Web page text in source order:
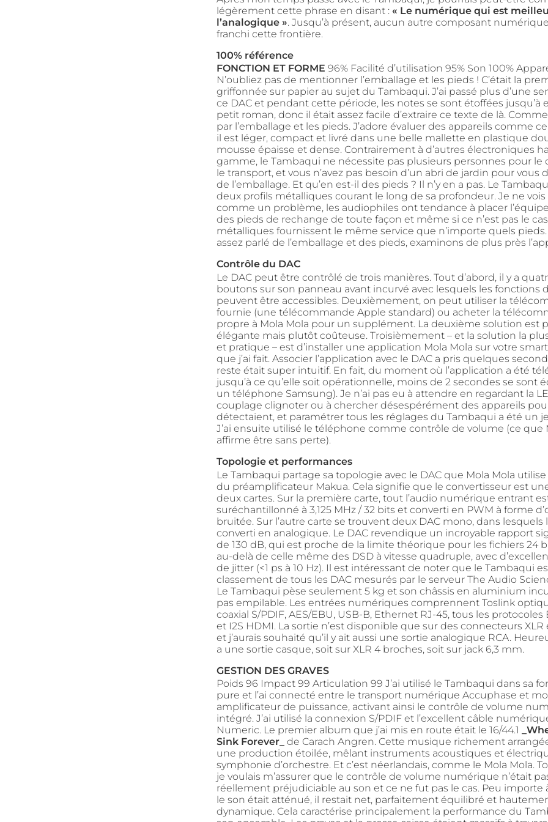
légèrement cette phrase en disant : « Le numérique qui est
l’analogique ». Jusqu’à présent, aucun autre composant numérique
franchi cette frontière.
100% référence
FONCTION ET FORME 96% Facilité d’utilisation 95% Son 100%
N’oubliez pas de mentionner l’emballage et les pieds ! C’était la
griffonnée sur papier au sujet du Tambaqui. J’ai passé plus d’une
ce DAC et pendant cette période, les notes se sont étoffées jusqu’à
petit roman, donc il était assez facile d’extraire ce texte de là.
par l’emballage et les pieds. J’adore évaluer des appareils comme
il est léger, compact et livré dans une belle mallette en plastique
mousse épaisse et dense. Contrairement à d’autres électroniques
gamme, le Tambaqui ne nécessite pas plusieurs personnes pour le
le transport, et vous n’avez pas besoin d’un abri de jardin pour vous
de l’emballage. Et qu’en est-il des pieds ? Il n’y en a pas. Le
deux profils métalliques courant le long de sa profondeur. Je ne vois
comme un problème, les audiophiles ont tendance à placer
des pieds de rechange de toute façon et même si ce n’est pas le
métalliques fournissent le même service que n’importe quels
assez parlé de l’emballage et des pieds, examinons de plus près
Contrôle du DAC
Le DAC peut être contrôlé de trois manières. Tout d’abord, il y a
boutons sur son panneau avant incurvé avec lesquels les fonctions
peuvent être accessibles. Deuxièmement, on peut utiliser la
fournie (une télécommande Apple standard) ou acheter la
propre à Mola Mola pour un supplément. La deuxième solution est
élégante mais plutôt coûteuse. Troisièmement – et la solution la
et pratique – est d’installer une application Mola Mola sur votre
que j’ai fait. Associer l’application avec le DAC a pris quelques
reste était super intuitif. En fait, du moment où l’application a été
jusqu’à ce qu’elle soit opérationnelle, moins de 2 secondes se sont
un téléphone Samsung). Je n’ai pas eu à attendre en regardant la
couplage clignoter ou à chercher désespérément des appareils pour
détectaient, et paramétrer tous les réglages du Tambaqui a été un
J’ai ensuite utilisé le téléphone comme contrôle de volume (ce que
affirme être sans perte).
Topologie et performances
Le Tambaqui partage sa topologie avec le DAC que Mola Mola utilise
du préamplificateur Makua. Cela signifie que le convertisseur est
deux cartes. Sur la première carte, tout l’audio numérique entrant
suréchantillonné à 3,125 MHz / 32 bits et converti en PWM à forme
bruitée. Sur l’autre carte se trouvent deux DAC mono, dans lesquels
converti en analogique. Le DAC revendique un incroyable rapport
de 130 dB, qui est proche de la limite théorique pour les fichiers 24
au-delà de celle même des DSD à vitesse quadruple, avec
de jitter (<1 ps à 10 Hz). Il est intéressant de noter que le Tambaqui
classement de tous les DAC mesurés par le serveur The Audio
Le Tambaqui pèse seulement 5 kg et son châssis en aluminium
pas empilable. Les entrées numériques comprennent Toslink
coaxial S/PDIF, AES/EBU, USB-B, Ethernet RJ-45, tous les
et I2S HDMI. La sortie n’est disponible que sur des connecteurs
et j’aurais souhaité qu’il y ait aussi une sortie analogique RCA.
a une sortie casque, soit sur XLR 4 broches, soit sur jack 6,3 mm.
GESTION DES GRAVES
Poids 96 Impact 99 Articulation 99 J’ai utilisé le Tambaqui dans sa
pure et l’ai connecté entre le transport numérique Accuphase et
amplificateur de puissance, activant ainsi le contrôle de volume
intégré. J’ai utilisé la connexion S/PDIF et l’excellent câble
Numeric. Le premier album que j’ai mis en route était le 16/44.1
Sink Forever_
de Carach Angren. Cette musique richement
une production étoilée, mêlant instruments acoustiques et
symphonie d’orchestre. Et c’est néerlandais, comme le Mola Mola.
je voulais m’assurer que le contrôle de volume numérique n’était
réellement préjudiciable au son et ce ne fut pas le cas. Peu importe
le son était atténué, il restait net, parfaitement équilibré et
dynamique. Cela caractérise principalement la performance du